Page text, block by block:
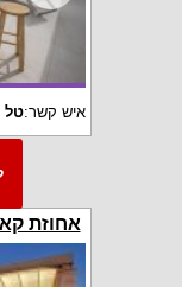
איש קשר:טל
אחוזת